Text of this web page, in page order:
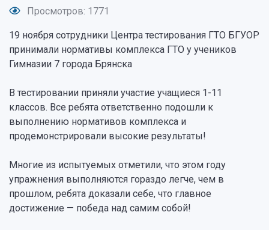
Просмотров: 1771
19 ноября сотрудники Центра тестирования ГТО БГУОР
принимали нормативы комплекса ГТО у учеников
Гимназии 7 города Брянска
В тестировании приняли участие учащиеся 1-11
классов. Все ребята ответственно подошли к
выполнению нормативов комплекса и
продемонстрировали высокие результаты!
Многие из испытуемых отметили, что этом году
упражнения выполняются гораздо легче, чем в
прошлом, ребята доказали себе, что главное
достижение — победа над самим собой!